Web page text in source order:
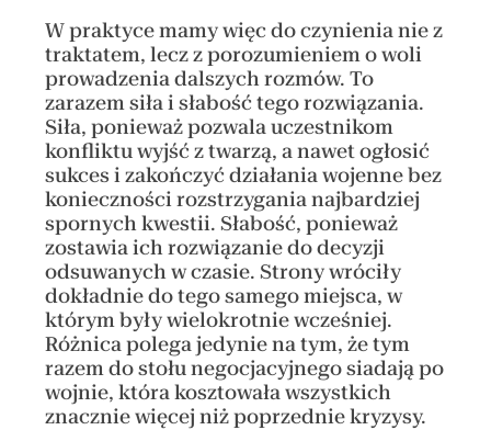
W praktyce mamy więc do czynienia nie z
traktatem, lecz z porozumieniem o woli
prowadzenia dalszych rozmów. To
zarazem siła i słabość tego rozwiązania.
Siła, ponieważ pozwala uczestnikom
konfliktu wyjść z twarzą, a nawet ogłosić
sukces i zakończyć działania wojenne bez
konieczności rozstrzygania najbardziej
spornych kwestii. Słabość, ponieważ
zostawia ich rozwiązanie do decyzji
odsuwanych w czasie. Strony wróciły
dokładnie do tego samego miejsca, w
którym były wielokrotnie wcześniej.
Różnica polega jedynie na tym, że tym
razem do stołu negocjacyjnego siadają po
wojnie, która kosztowała wszystkich
znacznie więcej niż poprzednie kryzysy.